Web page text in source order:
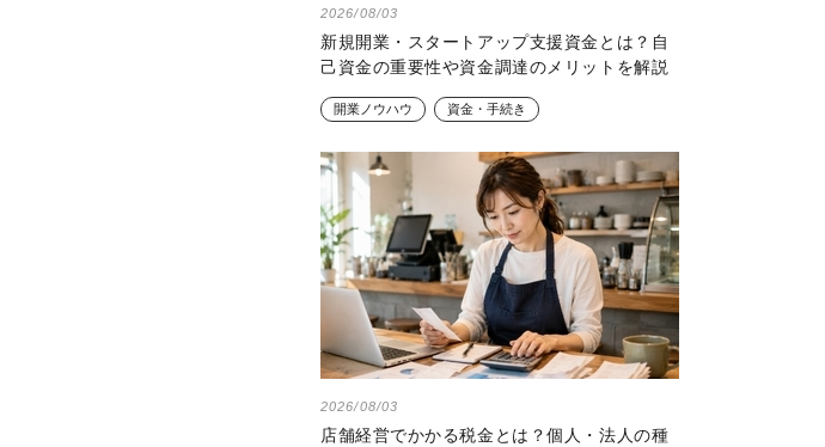
2026/08/03
新規開業・スタートアップ支援資金とは？自
己資金の重要性や資金調達のメリットを解説
開業ノウハウ 資金・手続き
2026/08/03
店舗経営でかかる税金とは？個人・法人の種